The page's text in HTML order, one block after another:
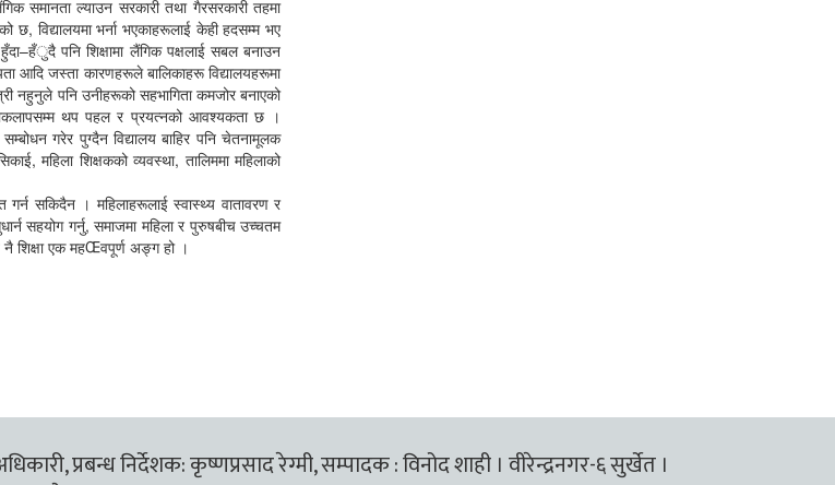
समानता ल्याउन सरकारी तथा गैरसरकारी तहमा
विद्यालयमा भर्ना भएकाहरूलाई केही हदसम्म भए
पनि शिक्षामा लैंगिक पक्षलाई सबल बनाउन
आदि जस्ता कारणहरूले बालिकाहरू विद्यालयहरूमा
नहुनुले पनि उनीहरूको सहभागिता कमजोर बनाएको
थप पहल र प्रयत्नको आवश्यकता छ ।
गरेर पुग्दैन विद्यालय बाहिर पनि चेतनामूलक
महिला शिक्षकको व्यवस्था, तालिममा महिलाको
गर्न सकिदैन । महिलाहरूलाई स्वास्थ्य वातावरण र
सहयोग गर्नु, समाजमा महिला र पुरुषबीच उच्चतम
नै शिक्षा एक महŒवपूर्ण अङ्ग हो ।
प्रबन्ध निर्देशक: कृष्णप्रसाद रेग्मी, सम्पादक : विनोद शाही । वीरेन्द्रनगर-६ सुर्खेत ।